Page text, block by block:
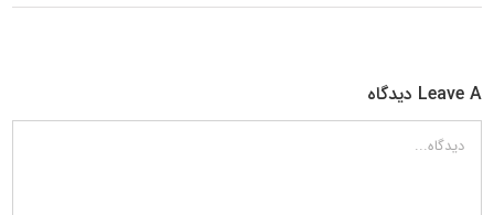
Leave A دیدگاه
دیدگاه